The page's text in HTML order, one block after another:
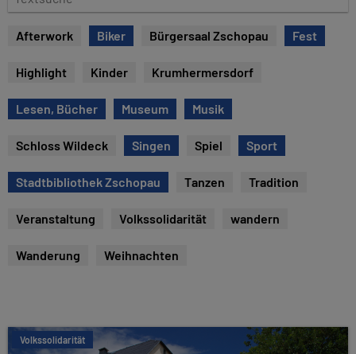
e
c
Afterwork Biker Bürgersaal Zschopau Fest
Highlight Kinder Krumhermersdorf
Lesen, Bücher Museum Musik
Schloss Wildeck Singen Spiel Sport
Stadtbibliothek Zschopau Tanzen Tradition
Veranstaltung Volkssolidarität wandern
Wanderung Weihnachten
Volkssolidarität